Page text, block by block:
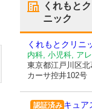
くれもと
ニック
くれもとクリニ
内科, 小児科, ア
東京都江戸川区北
カーサ控井102号
認証済み キュア